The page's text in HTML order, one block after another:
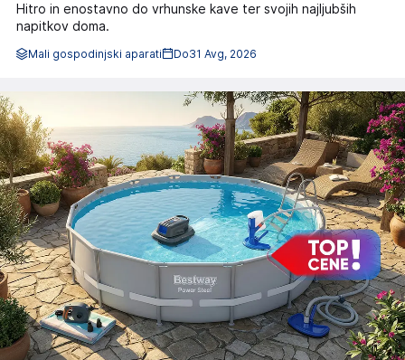
Hitro in enostavno do vrhunske kave ter svojih najljubših
napitkov doma.
Mali gospodinjski aparati Do31 Avg, 2026